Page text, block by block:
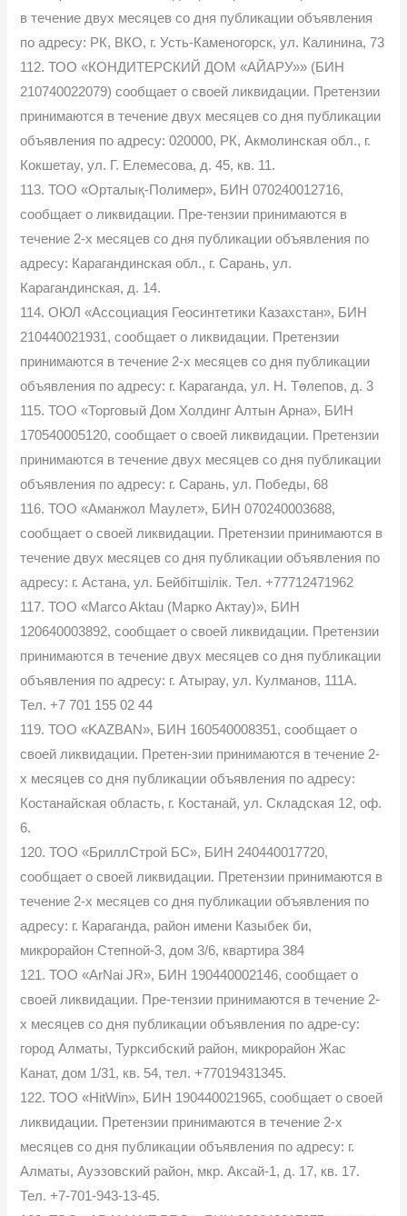
в течение двух месяцев со дня публикации объявления
по адресу: РК, ВКО, г. Усть-Каменогорск, ул. Калинина, 73
112. ТОО «КОНДИТЕРСКИЙ ДОМ «АЙАРУ»» (БИН
210740022079) сообщает о своей ликвидации. Претензии
принимаются в течение двух месяцев со дня публикации
объявления по адресу: 020000, РК, Акмолинская обл., г.
Кокшетау, ул. Г. Елемесова, д. 45, кв. 11.
113. ТОО «Орталық-Полимер», БИН 070240012716,
сообщает о ликвидации. Пре-тензии принимаются в
течение 2-х месяцев со дня публикации объявления по
адресу: Карагандинская обл., г. Сарань, ул.
Карагандинская, д. 14.
114. ОЮЛ «Ассоциация Геосинтетики Казахстан», БИН
210440021931, сообщает о ликвидации. Претензии
принимаются в течение 2-х месяцев со дня публикации
объявления по адресу: г. Караганда, ул. Н. Төлепов, д. 3
115. ТОО «Торговый Дом Холдинг Алтын Арна», БИН
170540005120, сообщает о своей ликвидации. Претензии
принимаются в течение двух месяцев со дня публикации
объявления по адресу: г. Сарань, ул. Победы, 68
116. ТОО «Аманжол Маулет», БИН 070240003688,
сообщает о своей ликвидации. Претензии принимаются в
течение двух месяцев со дня публикации объявления по
адресу: г. Астана, ул. Бейбітшілік. Тел. +77712471962
117. ТОО «Marco Aktau (Марко Актау)», БИН
120640003892, сообщает о своей ликвидации. Претензии
принимаются в течение двух месяцев со дня публикации
объявления по адресу: г. Атырау, ул. Кулманов, 111А.
Тел. +7 701 155 02 44
119. ТОО «KAZBAN», БИН 160540008351, сообщает о
своей ликвидации. Претен-зии принимаются в течение 2-
х месяцев со дня публикации объявления по адресу:
Костанайская область, г. Костанай, ул. Складская 12, оф.
6.
120. ТОО «БриллСтрой БС», БИН 240440017720,
сообщает о своей ликвидации. Претензии принимаются в
течение 2-х месяцев со дня публикации объявления по
адресу: г. Караганда, район имени Казыбек би,
микрорайон Степной-3, дом 3/6, квартира 384
121. ТОО «ArNai JR», БИН 190440002146, сообщает о
своей ликвидации. Пре-тензии принимаются в течение 2-
х месяцев со дня публикации объявления по адре-су:
город Алматы, Турксибский район, микрорайон Жас
Канат, дом 1/31, кв. 54, тел. +77019431345.
122. ТОО «HitWin», БИН 190440021965, сообщает о своей
ликвидации. Претензии принимаются в течение 2-х
месяцев со дня публикации объявления по адресу: г.
Алматы, Ауэзовский район, мкр. Аксай-1, д. 17, кв. 17.
Тел. +7-701-943-13-45.